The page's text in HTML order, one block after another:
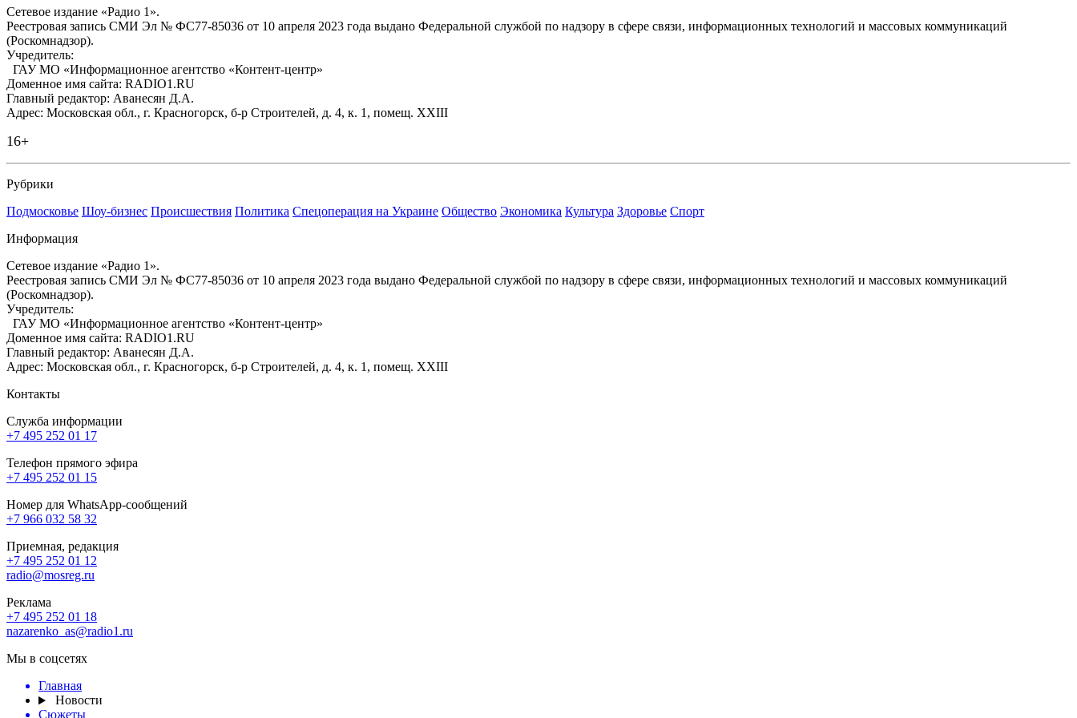
Сетевое издание «Радио 1».
Реестровая запись СМИ Эл № ФС77-85036 от 10 апреля 2023 года выдано Федеральной службой по надзору в сфере связи, информационных технологий и массовых коммуникаций
(Роскомнадзор).
Учредитель:
ГАУ МО «Информационное агентство «Контент-центр»
Доменное имя сайта: RADIO1.RU
Главный редактор: Аванесян Д.А.
Адрес: Московская обл., г. Красногорск, б-р Строителей, д. 4, к. 1, помещ. XXIII
16+
Рубрики
Подмосковье Шоу-бизнес Происшествия Политика Спецоперация на Украине Общество Экономика Культура Здоровье Спорт
Информация
Сетевое издание «Радио 1».
Реестровая запись СМИ Эл № ФС77-85036 от 10 апреля 2023 года выдано Федеральной службой по надзору в сфере связи, информационных технологий и массовых коммуникаций
(Роскомнадзор).
Учредитель:
ГАУ МО «Информационное агентство «Контент-центр»
Доменное имя сайта: RADIO1.RU
Главный редактор: Аванесян Д.А.
Адрес: Московская обл., г. Красногорск, б-р Строителей, д. 4, к. 1, помещ. XXIII
Контакты
Служба информации
+7 495 252 01 17
Телефон прямого эфира
+7 495 252 01 15
Номер для WhatsApp-сообщений
+7 966 032 58 32
Приемная, редакция
+7 495 252 01 12
radio@mosreg.ru
Реклама
+7 495 252 01 18
nazarenko_as@radio1.ru
Мы в соцсетях
Главная
Новости
Сюжеты